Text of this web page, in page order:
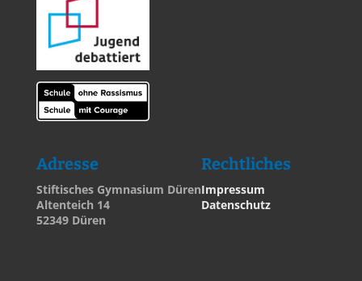
Adresse
Stiftisches Gymnasium Düren
Altenteich 14
52349 Düren
Rechtliches
Impressum
Datenschutz